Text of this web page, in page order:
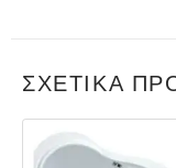
ΣΧΕΤΙΚΆ